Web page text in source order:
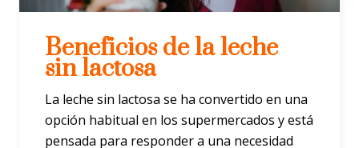
Beneficios de la leche
sin lactosa
La leche sin lactosa se ha convertido en una
opción habitual en los supermercados y está
pensada para responder a una necesidad